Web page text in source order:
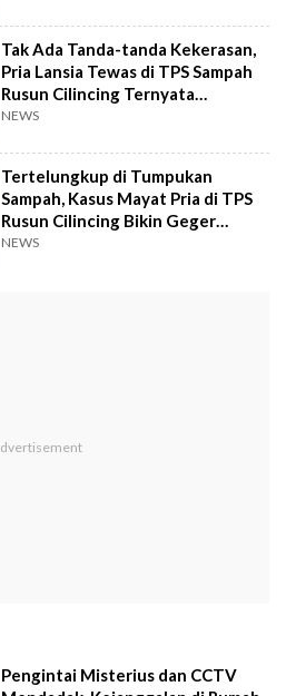
Tak Ada Tanda-tanda Kekerasan,
Pria Lansia Tewas di TPS Sampah
Rusun Cilincing Ternyata
Pemulung
NEWS
Tertelungkup di Tumpukan
Sampah, Kasus Mayat Pria di TPS
Rusun Cilincing Bikin Geger
Warga
NEWS
Pengintai Misterius dan CCTV